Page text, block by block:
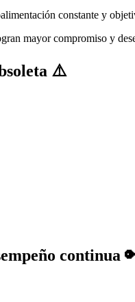
constante y
mayor compromiso y
⚠️
continua